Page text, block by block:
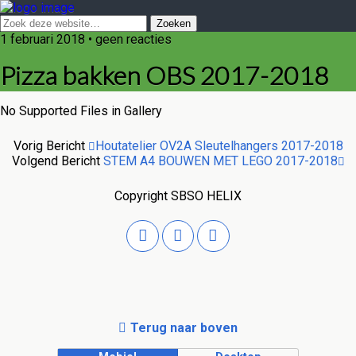
1 februari 2018 • geen reacties
Pizza bakken OBS 2017-2018
No Supported Files in Gallery
Vorig Bericht
Houtatelier OV2A Sleutelhangers 2017-2018
Volgend Bericht STEM A4 BOUWEN MET LEGO 2017-2018
Copyright SBSO HELIX
Terug naar boven